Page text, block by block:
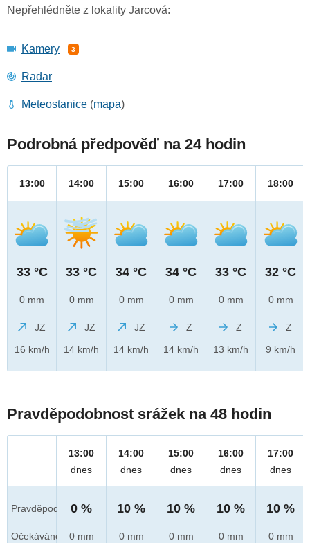
Nepřehlédněte z lokality Jarcová:
Kamery 3
Radar
Meteostanice (mapa)
Podrobná předpověď na 24 hodin
13:00
33 °C
0 mm
JZ
16 km/h
14:00
33 °C
0 mm
JZ
14 km/h
15:00
34 °C
0 mm
JZ
14 km/h
16:00
34 °C
0 mm
Z
14 km/h
17:00
33 °C
0 mm
Z
13 km/h
18:00
32 °C
0 mm
Z
9 km/h
Pravděpodobnost srážek na 48 hodin
Pravděpod.
Očekáváno
13:00
dnes
0 %
0 mm
14:00
dnes
10 %
0 mm
15:00
dnes
10 %
0 mm
16:00
dnes
10 %
0 mm
17:00
dnes
10 %
0 mm